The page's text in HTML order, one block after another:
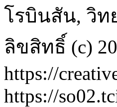
โรบินสัน, วิ
ลิขสิทธิ์ (c)
https://
https://